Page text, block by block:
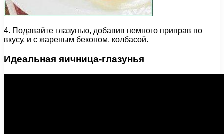
4. Подавайте глазунью, добавив немного приправ по
вкусу, и с жареным беконом, колбасой.
Идеальная яичница-глазунья